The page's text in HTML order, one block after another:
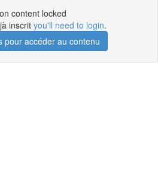
content locked
inscrit you'll need to login.
pour accéder au contenu